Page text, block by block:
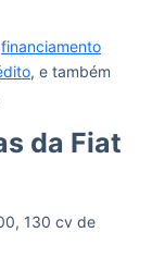
financiamento
, e também
da Fiat
130 cv de